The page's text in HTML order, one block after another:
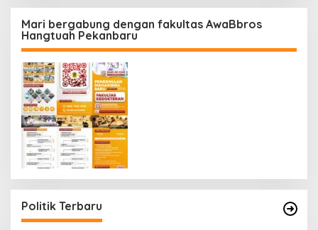
Mari bergabung dengan fakultas AwaBbros
Hangtuah Pekanbaru
Politik Terbaru